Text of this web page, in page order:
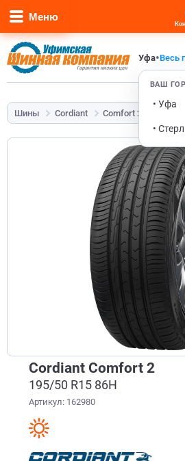
Меню
Уфа•Весь
ВАШ
• Уфа
•
Шины Cordiant Comfort 2
Cordiant Comfort 2
195/50 R15 86H
Артикул: 162980